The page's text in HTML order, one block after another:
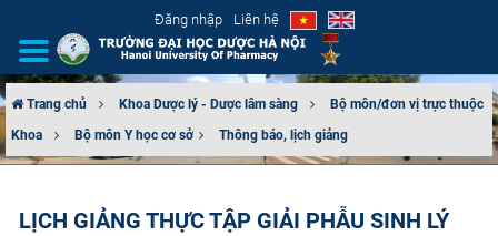
Đăng nhập Liên hệ
GIỚI THIỆU
Trang chủ Khoa Dược lý - Dược lâm sàng
Bộ môn/đơn vị trực thuộc
Khoa
Bộ môn Y học cơ sở​ Thông báo, lịch giảng
LỊCH GIẢNG THỰC TẬP GIẢI PHẪU SINH LÝ